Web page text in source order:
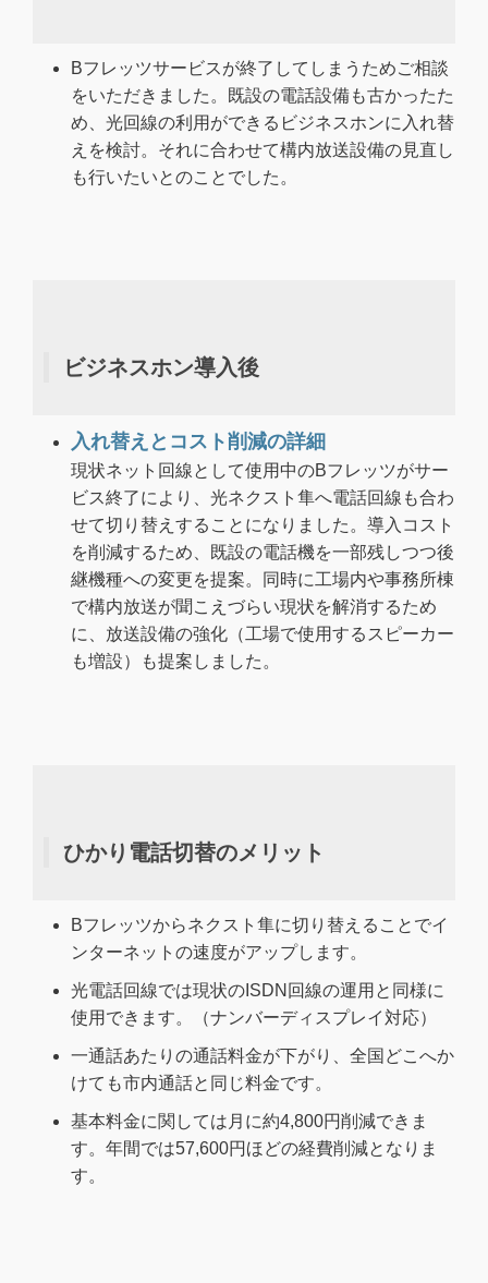
Bフレッツサービスが終了してしまうためご相談
をいただきました。既設の電話設備も古かったた
め、光回線の利用ができるビジネスホンに入れ替
えを検討。それに合わせて構内放送設備の見直し
も行いたいとのことでした。
ビジネスホン導入後
入れ替えとコスト削減の詳細
現状ネット回線として使用中のBフレッツがサー
ビス終了により、光ネクスト隼へ電話回線も合わ
せて切り替えすることになりました。導入コスト
を削減するため、既設の電話機を一部残しつつ後
継機種への変更を提案。同時に工場内や事務所棟
で構内放送が聞こえづらい現状を解消するため
に、放送設備の強化（工場で使用するスピーカー
も増設）も提案しました。
ひかり電話切替のメリット
Bフレッツからネクスト隼に切り替えることでイ
ンターネットの速度がアップします。
光電話回線では現状のISDN回線の運用と同様に
使用できます。（ナンバーディスプレイ対応）
一通話あたりの通話料金が下がり、全国どこへか
けても市内通話と同じ料金です。
基本料金に関しては月に約4,800円削減できま
す。年間では57,600円ほどの経費削減となりま
す。